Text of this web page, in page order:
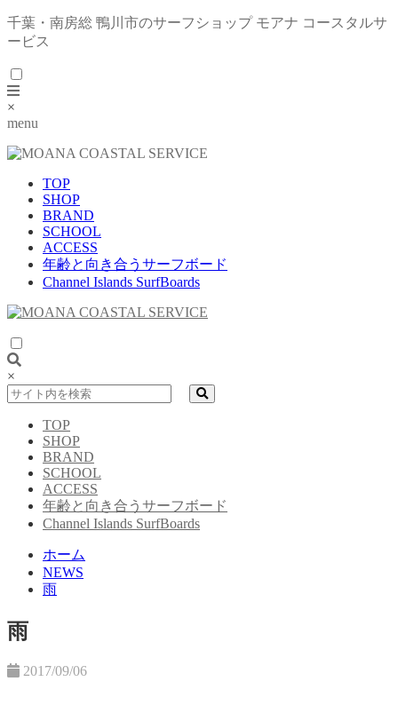
千葉・南房総 鴨川市のサーフショップ モアナ コースタルサ
ービス
×
menu
TOP
SHOP
BRAND
SCHOOL
ACCESS
年齢と向き合うサーフボード
Channel Islands SurfBoards
×
TOP
SHOP
BRAND
SCHOOL
ACCESS
年齢と向き合うサーフボード
Channel Islands SurfBoards
ホーム
NEWS
雨
雨
2017/09/06